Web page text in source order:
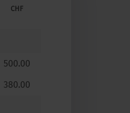
CHF
500.00
380.00